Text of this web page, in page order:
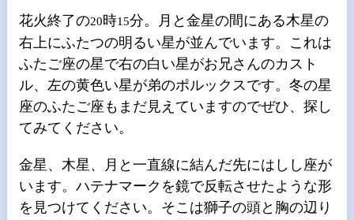
花火終了の20時15分。月と金星の間にある木星の
右上にふたつの明るい星が並んでいます。これは
ふたご座の星で右の白い星がお兄さんのカスト
ル、左の黄色い星が弟のポルックスです。冬の星
座のふたご座もまだ見えていますのでぜひ、探し
てみてください。
金星、木星、月と一直線に結んだ先にはしし座が
います。ハテナマークを鏡で反転させたような形
を見つけてください。そこは獅子の頭と胸の辺り